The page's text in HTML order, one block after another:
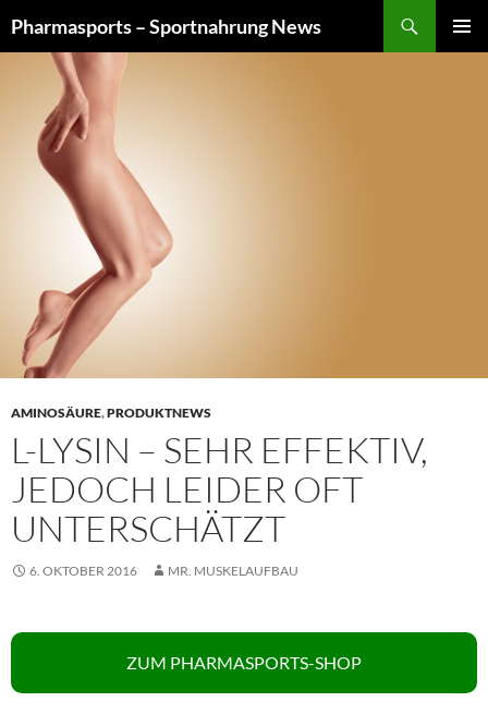
Inhalt
springen
Pharmasports – Sportnahrung News
AMINOSÄURE,PRODUKTNEWS
L-LYSIN – SEHR EFFEKTIV,
JEDOCH LEIDER OFT
UNTERSCHÄTZT
6. OKTOBER 2016 MR. MUSKELAUFBAU
ZUM PHARMASPORTS-SHOP